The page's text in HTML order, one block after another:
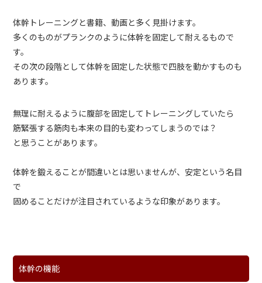
体幹トレーニングと書籍、動画と多く見掛けます。
多くのものがプランクのように体幹を固定して耐えるもので
す。
その次の段階として体幹を固定した状態で四肢を動かすものも
あります。
無理に耐えるように腹部を固定してトレーニングしていたら
筋緊張する筋肉も本来の目的も変わってしまうのでは？
と思うことがあります。
体幹を鍛えることが間違いとは思いませんが、安定という名目
で
固めることだけが注目されているような印象があります。
体幹の機能